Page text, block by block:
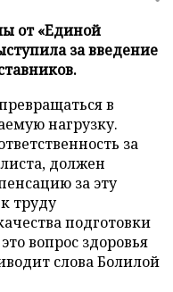
от «Единой
за введение
в
нагрузку.
за
должен
за эту
труду
подготовки
вопрос здоровья
слова Болилой